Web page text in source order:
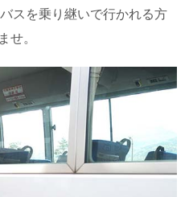
スを乗り継いで行かれる方
せ。